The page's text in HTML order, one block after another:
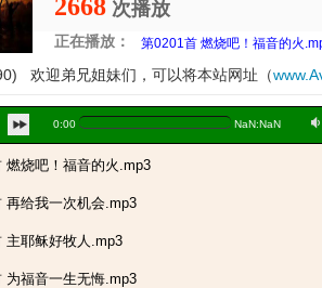
2668 次播放
正在播放：
欢迎弟兄姐妹们，可以将本站网址（
0:00 NaN:NaN a
第0201首 燃烧吧！福音的火
燃烧吧！福音的火.mp3
再给我一次机会.mp3
主耶稣好牧人.mp3
为福音一生无悔.mp3